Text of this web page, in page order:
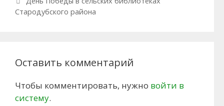
Стародубского района
Оставить комментарий
Чтобы комментировать, нужно войти в
систему.